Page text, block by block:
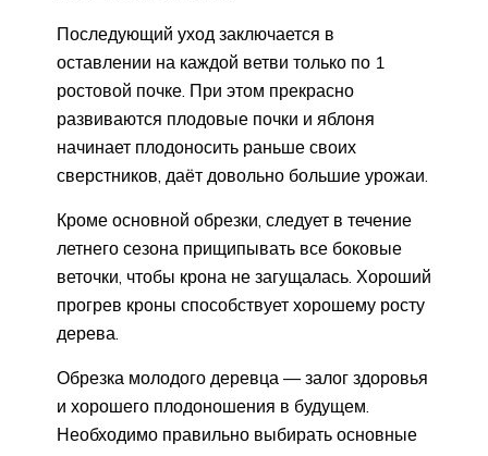
Последующий уход заключается в
оставлении на каждой ветви только по 1
ростовой почке. При этом прекрасно
развиваются плодовые почки и яблоня
начинает плодоносить раньше своих
сверстников, даёт довольно большие урожаи.
Кроме основной обрезки, следует в течение
летнего сезона прищипывать все боковые
веточки, чтобы крона не загущалась. Хороший
прогрев кроны способствует хорошему росту
дерева.
Обрезка молодого деревца — залог здоровья
и хорошего плодоношения в будущем.
Необходимо правильно выбирать основные